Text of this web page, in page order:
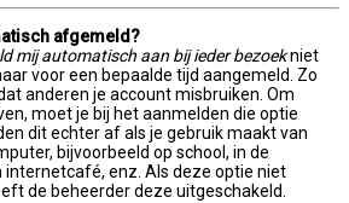
afgemeld?
mij automatisch aan bij ieder bezoekniet
voor een bepaalde tijd aangemeld. Zo
anderen je account misbruiken. Om
moet je bij het aanmelden die optie
dit echter af als je gebruik maakt van
bijvoorbeeld op school, in de
internetcafé, enz. Als deze optie niet
de beheerder deze uitgeschakeld.